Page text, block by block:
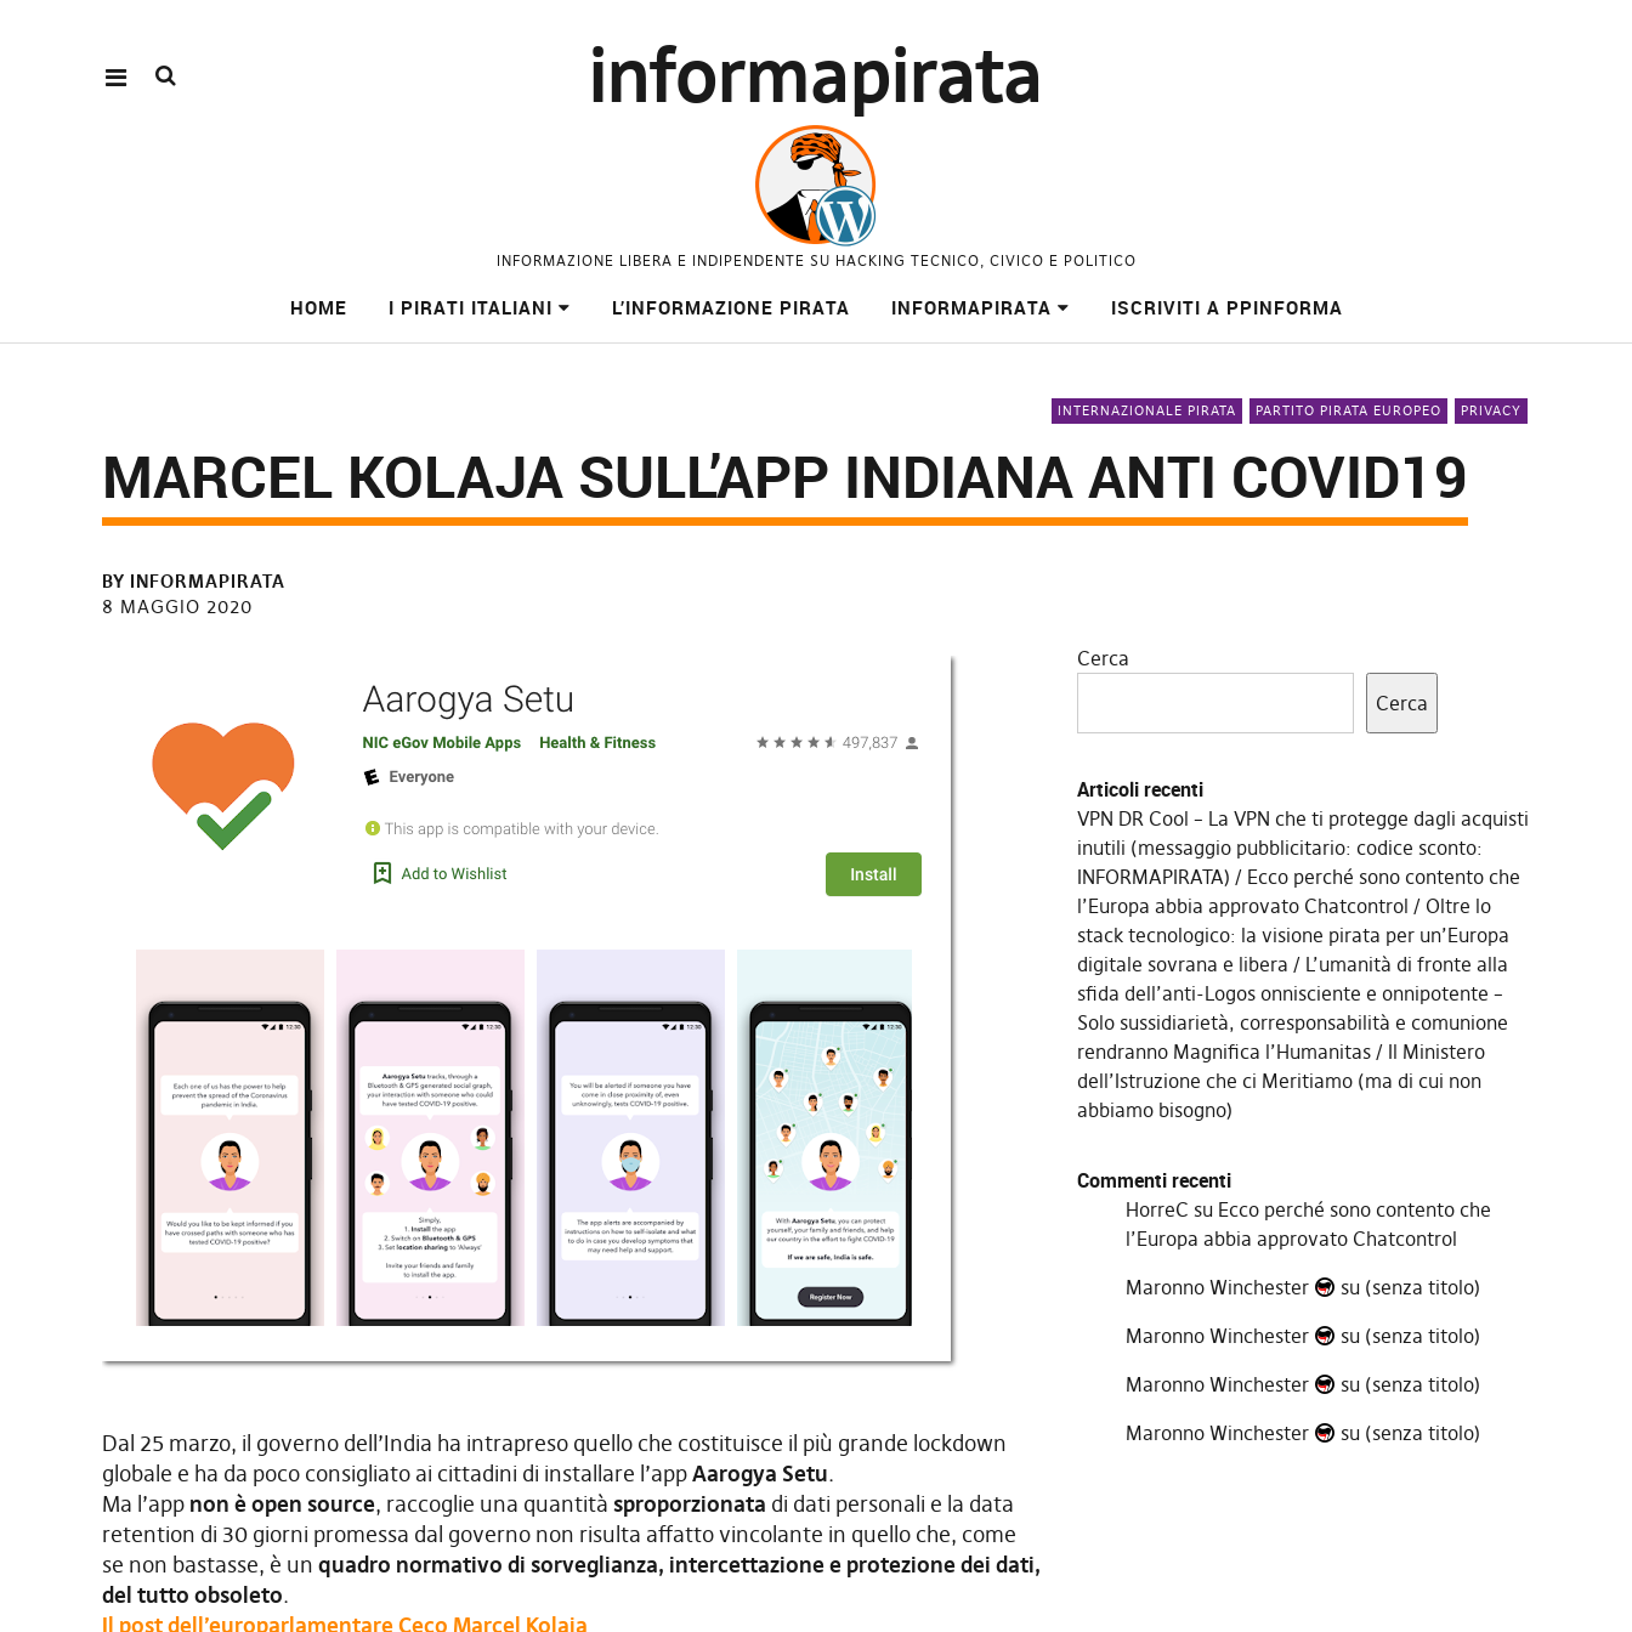
informapirata
INFORMAZIONE LIBERA E INDIPENDENTE SU HACKING TECNICO, CIVICO E POLITICO
HOME I PIRATI ITALIANI L’INFORMAZIONE PIRATA INFORMAPIRATA ISCRIVITI A PPINFORMA
INTERNAZIONALE PIRATA PARTITO PIRATA EUROPEO PRIVACY
MARCEL KOLAJA SULL’APP INDIANA ANTI COVID19
BY INFORMAPIRATA
8 MAGGIO 2020
Dal 25 marzo, il governo dell’India ha intrapreso quello che costituisce il più grande lockdown
globale e ha da poco consigliato ai cittadini di installare l’appAarogya Setu.
Ma l’app non è open source, raccoglie una quantità sproporzionata di dati personali e la data
retention di 30 giorni promessa dal governo non risulta affatto vincolante in quello che, come
se non bastasse, è un quadro normativo di sorveglianza, intercettazione e protezione dei dati,
del tutto obsoleto.
Il post dell’europarlamentare Ceco Marcel Kolaja
Cerca
Cerca
Articoli recenti
VPN DR Cool – La VPN che ti protegge dagli acquisti
inutili (messaggio pubblicitario: codice sconto:
INFORMAPIRATA)
Ecco perché sono contento che
l’Europa abbia approvato Chatcontrol
Oltre lo
stack tecnologico: la visione pirata per un’Europa
digitale sovrana e libera
L’umanità di fronte alla
sfida dell’anti-Logos onnisciente e onnipotente –
Solo sussidiarietà, corresponsabilità e comunione
rendranno Magnifica l’Humanitas
Il Ministero
dell’Istruzione che ci Meritiamo (ma di cui non
abbiamo bisogno)
Commenti recenti
HorreC su Ecco perché sono contento che
l’Europa abbia approvato Chatcontrol
Maronno Winchester
su (senza titolo)
Maronno Winchester
su (senza titolo)
Maronno Winchester
su (senza titolo)
Maronno Winchester
su (senza titolo)